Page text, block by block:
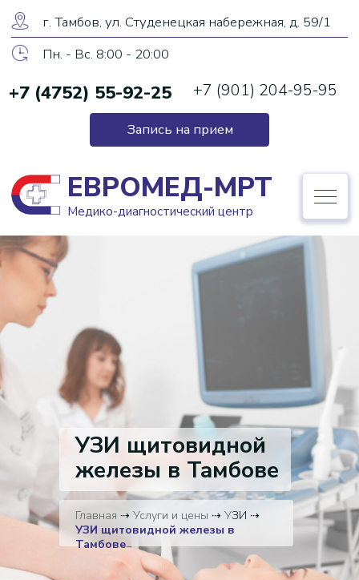
ЕВРОМЕД-МРТ
Медико-диагностический центр
Пн. - Вс. 8:00 - 20:00
г. Тамбов, ул. Студенецкая набережная, д. 59/1
Запись на прием
+7 (4752) 55-92-25
ЕВРОМЕД-МРТ
Медико-диагностический центр
Запись на прием
УЗИ щитовидной
железы в Тамбове
Главная ⇢ Услуги и цены ⇢ УЗИ ⇢
УЗИ щитовидной железы в
Тамбове